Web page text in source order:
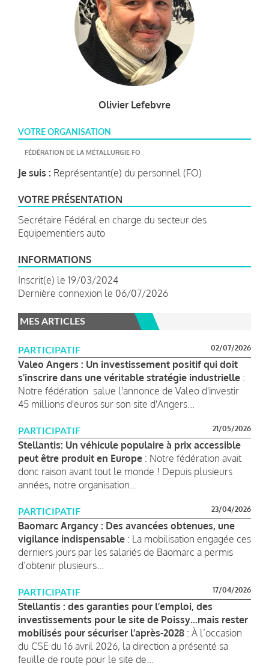
Olivier Lefebvre
VOTRE ORGANISATION
FÉDÉRATION DE LA MÉTALLURGIE FO
Je suis : Représentant(e) du personnel (FO)
VOTRE PRÉSENTATION
Secrétaire Fédéral en charge du secteur des
Equipementiers auto
INFORMATIONS
Inscrit(e) le 19/03/2024
Dernière connexion le 06/07/2026
MES ARTICLES
PARTICIPATIF 02/07/2026
Valeo Angers : Un investissement positif qui doit
s'inscrire dans une véritable stratégie industrielle :
Notre fédération salue l'annonce de Valeo d'investir
45 millions d'euros sur son site d'Angers...
PARTICIPATIF 21/05/2026
Stellantis: Un véhicule populaire à prix accessible
peut être produit en Europe : Notre fédération avait
donc raison avant tout le monde ! Depuis plusieurs
années, notre organisation...
PARTICIPATIF 23/04/2026
Baomarc Argancy : Des avancées obtenues, une
vigilance indispensable : La mobilisation engagée ces
derniers jours par les salariés de Baomarc a permis
d’obtenir plusieurs...
PARTICIPATIF 17/04/2026
Stellantis : des garanties pour l’emploi, des
investissements pour le site de Poissy...mais rester
mobilisés pour sécuriser l’après-2028 : À l’occasion
du CSE du 16 avril 2026, la direction a présenté sa
feuille de route pour le site de...